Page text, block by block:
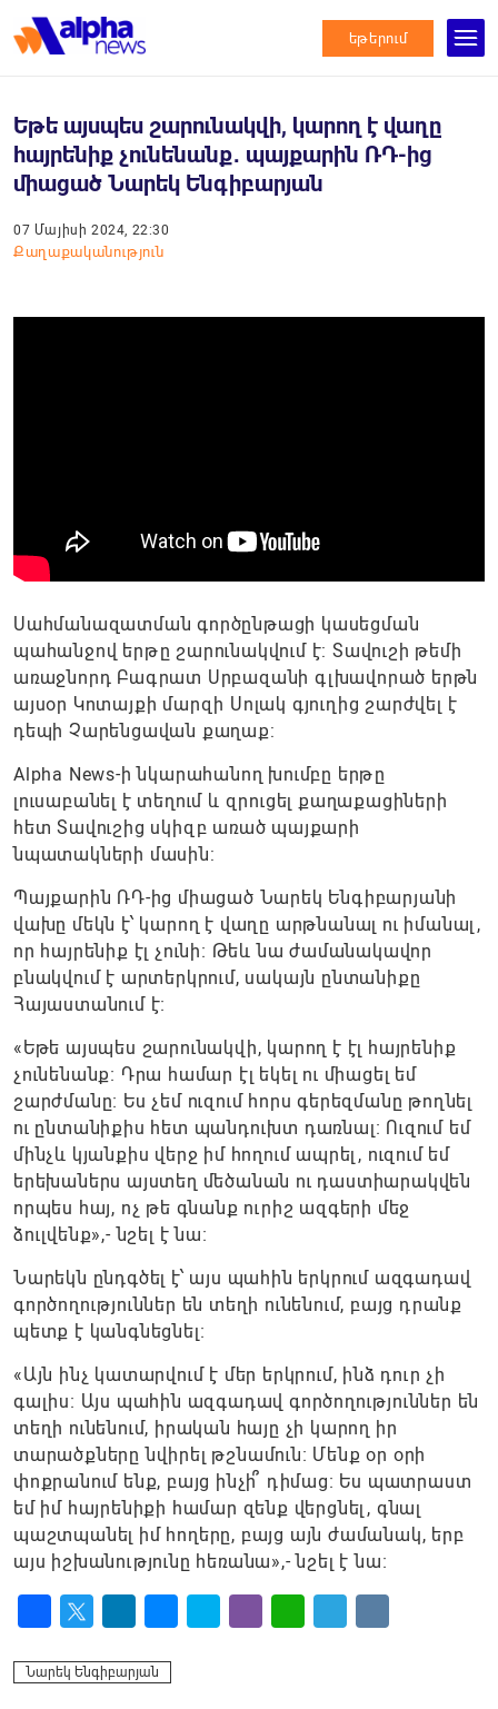
եթերում
Եթե այսպես շարունակվի, կարող է վաղը
հայրենիք չունենանք․ պայքարին ՌԴ-ից
միացած Նարեկ Ենգիբարյան
07 Մայիսի 2024, 22:30
Քաղաքականություն
Սահմանազատման գործընթացի կասեցման
պահանջով երթը շարունակվում է: Տավուշի թեմի
առաջնորդ Բագրատ Սրբազանի գլխավորած երթն
այսօր Կոտայքի մարզի Սոլակ գյուղից շարժվել է
դեպի Չարենցավան քաղաք:
Alpha News-ի նկարահանող խումբը երթը
լուսաբանել է տեղում և զրուցել քաղաքացիների
հետ Տավուշից սկիզբ առած պայքարի
նպատակների մասին:
Պայքարին ՌԴ-ից միացած Նարեկ Ենգիբարյանի
վախը մեկն է՝ կարող է վաղը արթնանալ ու իմանալ,
որ հայրենիք էլ չունի։ Թեև նա ժամանակավոր
բնակվում է արտերկրում, սակայն ընտանիքը
Հայաստանում է։
«Եթե այսպես շարունակվի, կարող է էլ հայրենիք
չունենանք։ Դրա համար էլ եկել ու միացել եմ
շարժմանը։ Ես չեմ ուզում հորս գերեզմանը թողնել
ու ընտանիքիս հետ պանդուխտ դառնալ։ Ուզում եմ
մինչև կյանքիս վերջ իմ հողում ապրել, ուզում եմ
երեխաներս այստեղ մեծանան ու դաստիարակվեն
որպես հայ, ոչ թե գնանք ուրիշ ազգերի մեջ
ձուլվենք»,- նշել է նա։
Նարեկն ընդգծել է՝ այս պահին երկրում ազգադավ
գործողություններ են տեղի ունենում, բայց դրանք
պետք է կանգնեցնել։
«Այն ինչ կատարվում է մեր երկրում, ինձ դուր չի
գալիս։ Այս պահին ազգադավ գործողություններ են
տեղի ունենում, իրական հայը չի կարող իր
տարածքները նվիրել թշնամուն։ Մենք օր օրի
փոքրանում ենք, բայց ինչի՞ դիմաց։ Ես պատրաստ
եմ իմ հայրենիքի համար զենք վերցնել, գնալ
պաշտպանել իմ հողերը, բայց այն ժամանակ, երբ
այս իշխանությունը հեռանա»,- նշել է նա։
Նարեկ Ենգիբարյան